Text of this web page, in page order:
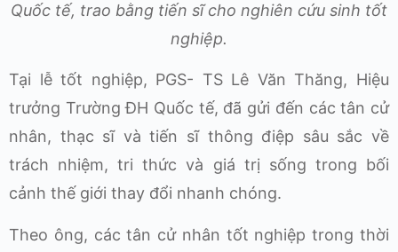
Quốc tế, trao bằng tiến sĩ cho nghiên cứu sinh tốt
nghiệp.
Tại lễ tốt nghiệp, PGS- TS Lê Văn Thăng, Hiệu
trưởng Trường ĐH Quốc tế, đã gửi đến các tân cử
nhân, thạc sĩ và tiến sĩ thông điệp sâu sắc về
trách nhiệm, tri thức và giá trị sống trong bối
cảnh thế giới thay đổi nhanh chóng.
Theo ông, các tân cử nhân tốt nghiệp trong thời